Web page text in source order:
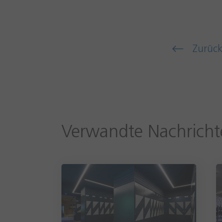
Zurück
Verwandte